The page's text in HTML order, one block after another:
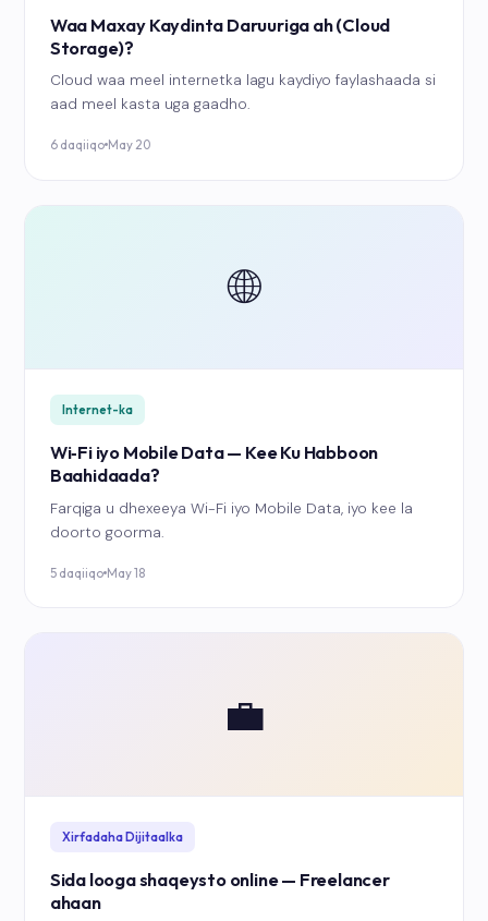
Waa Maxay Kaydinta Daruuriga ah (Cloud
Storage)?
Cloud waa meel internetka lagu kaydiyo faylashaada si
aad meel kasta uga gaadho.
6 daqiiqo May 20
🌐
Internet-ka
Wi‑Fi iyo Mobile Data — Kee Ku Habboon
Baahidaada?
Farqiga u dhexeeya Wi-Fi iyo Mobile Data, iyo kee la
doorto goorma.
5 daqiiqo May 18
💼
Xirfadaha Dijitaalka
Sida looga shaqeysto online — Freelancer
ahaan